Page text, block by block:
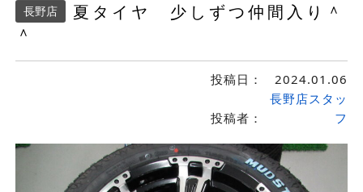
長野店
夏タイヤ 少しずつ仲間入り＾
＾
投稿日： 2024.01.06
投稿者：
長野店スタッ
フ